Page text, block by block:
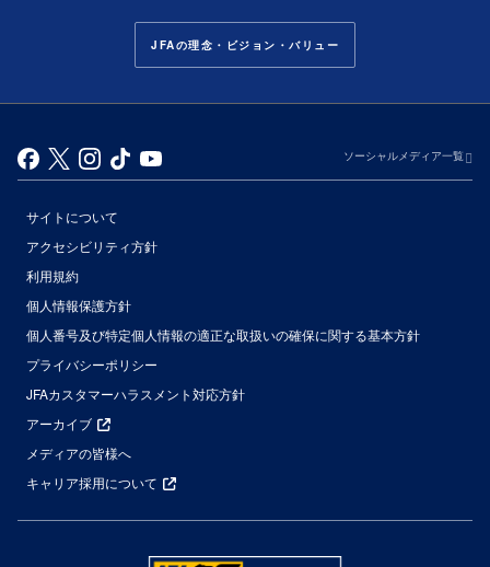
JFAの理念・ビジョン・バリュー
ソーシャルメディア一覧
サイトについて
アクセシビリティ方針
利用規約
個人情報保護方針
個人番号及び特定個人情報の適正な取扱いの確保に関する基本方針
プライバシーポリシー
JFAカスタマーハラスメント対応方針
アーカイブ
メディアの皆様へ
キャリア採用について